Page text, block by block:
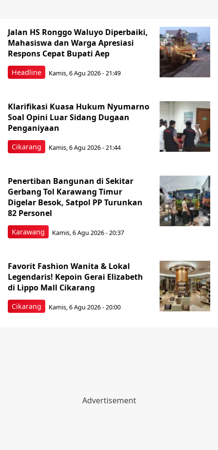
Headline
Jalan HS Ronggo Waluyo Diperbaiki,
Mahasiswa dan Warga Apresiasi
Respons Cepat Bupati Aep
Kamis, 6 Agu 2026 - 21:49
Cikarang
Klarifikasi Kuasa Hukum Nyumarno
Soal Opini Luar Sidang Dugaan
Penganiyaan
Kamis, 6 Agu 2026 - 21:44
Karawang
Penertiban Bangunan di Sekitar
Gerbang Tol Karawang Timur
Digelar Besok, Satpol PP Turunkan
82 Personel
Kamis, 6 Agu 2026 - 20:37
Cikarang
Favorit Fashion Wanita & Lokal
Legendaris! Kepoin Gerai Elizabeth
di Lippo Mall Cikarang
Kamis, 6 Agu 2026 - 20:00